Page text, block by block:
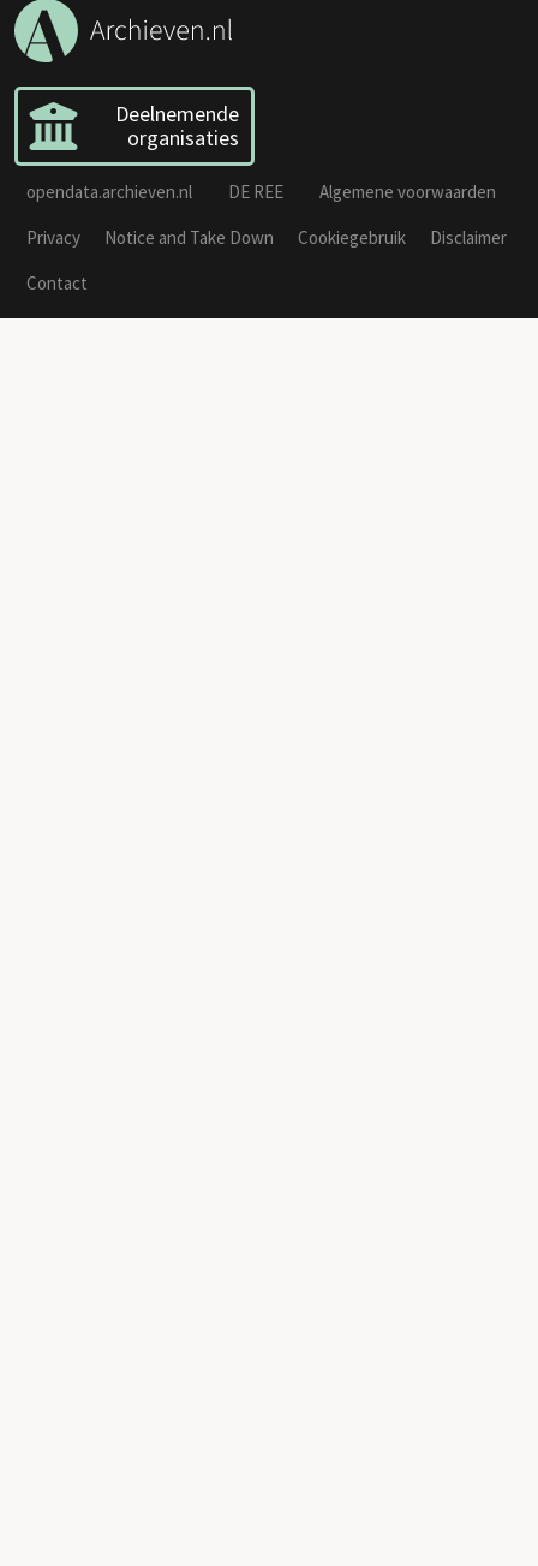
Deelnemende
organisaties
opendata.archieven.nl DE REE
Algemene voorwaarden
Privacy
Notice and Take Down Cookiegebruik
Disclaimer
Contact